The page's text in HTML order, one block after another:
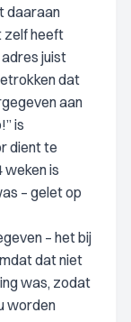
daaraan
zelf heeft
juist
dat
aan
is
dient te
weken is
– gelet op
– het bij
dat niet
was, zodat
worden